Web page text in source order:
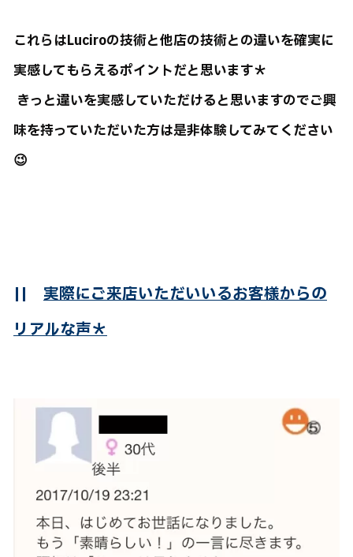
これらはLuciroの技術と他店の技術との違いを確実に
実感してもらえるポイントだと思います＊
きっと違いを実感していただけると思いますのでご興
味を持っていただいた方は是非体験してみてください
😉
|| 実際にご来店いただいいるお客様からの
リアルな声＊